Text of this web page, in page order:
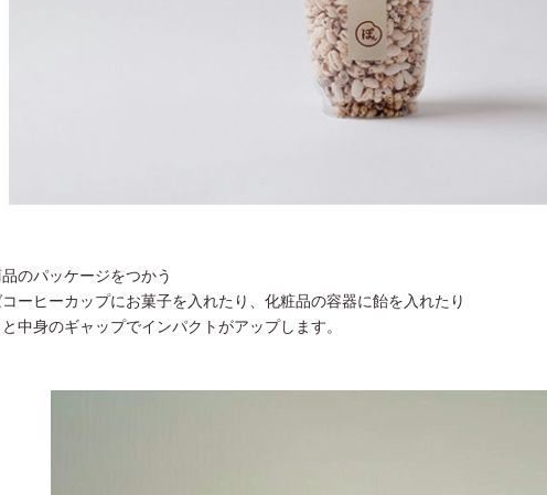
のパッケージをつかう
ーヒーカップにお菓子を入れたり、化粧品の容器に飴を入れたり
と中身のギャップでインパクトがアップします。